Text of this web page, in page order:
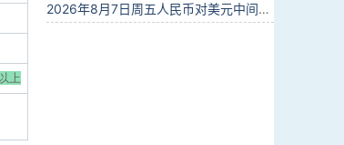
上
2026年8月7日周五人民币对美元中间价报6.7904调贬9个基点